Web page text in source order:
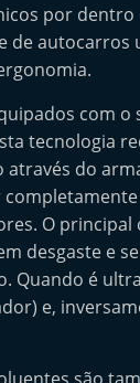
por dentro
autocarros
com o
tecnologia
do
O
desgaste e
Quando é
e,